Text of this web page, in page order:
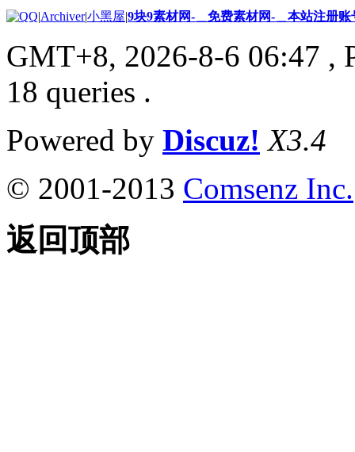
|Archiver|小黑屋|9块9素材网-＿免费素材网-＿本站注册账
GMT+8, 2026-8-6 06:47 ,
18 queries .
Powered by Discuz! X3.4
© 2001-2013 Comsenz Inc.
返回顶部